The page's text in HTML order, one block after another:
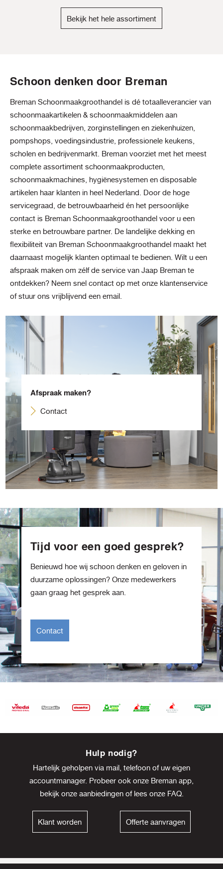
Bekijk het hele assortiment
Schoon denken door Breman
Breman Schoonmaakgroothandel is dé totaalleverancier van
schoonmaakartikelen & schoonmaakmiddelen aan
schoonmaakbedrijven, zorginstellingen en ziekenhuizen,
pompshops, voedingsindustrie, professionele keukens,
scholen en bedrijvenmarkt. Breman voorziet met het meest
complete assortiment schoonmaakproducten,
schoonmaakmachines, hygiënesystemen en disposable
artikelen haar klanten in heel Nederland. Door de hoge
servicegraad, de betrouwbaarheid én het persoonlijke
contact is Breman Schoonmaakgroothandel voor u een
sterke en betrouwbare partner. De landelijke dekking en
flexibiliteit van Breman Schoonmaakgroothandel maakt het
daarnaast mogelijk klanten optimaal te bedienen. Wilt u een
afspraak maken om zélf de service van Jaap Breman te
ontdekken? Neem snel contact op met onze klantenservice
of stuur ons vrijblijvend een email.
Afspraak maken?
Contact
Tijd voor een goed gesprek?
Benieuwd hoe wij schoon denken en geloven in
duurzame oplossingen? Onze medewerkers
gaan graag het gesprek aan.
Contact
Hulp nodig?
Hartelijk geholpen via mail, telefoon of uw eigen
accountmanager. Probeer ook onze Breman app,
bekijk onze aanbiedingenof lees onze FAQ.
Klant worden Offerte aanvragen